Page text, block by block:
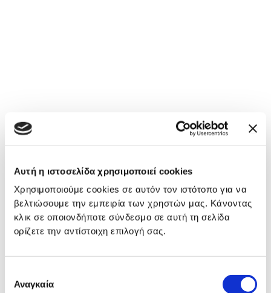
Αυτή η ιστοσελίδα χρησιμοποιεί cookies
Χρησιμοποιούμε cookies σε αυτόν τον ιστότοπο για να
βελτιώσουμε την εμπειρία των χρηστών μας. Κάνοντας
κλικ σε οποιονδήποτε σύνδεσμο σε αυτή τη σελίδα
ορίζετε την αντίστοιχη επιλογή σας.
συγκατάθεσης
Αναγκαία